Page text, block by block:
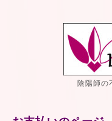
陰陽師の